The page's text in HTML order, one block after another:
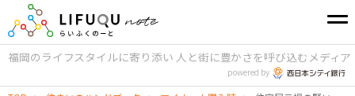
福岡のライフスタイルに寄り添い 人と街に豊かさを呼び込むメディア
powered by